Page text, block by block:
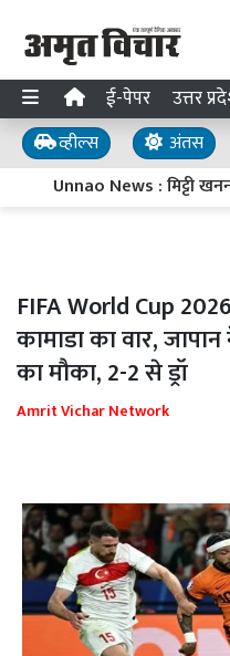
ई-पेपर उत्तर
व्हील्स अंतस
Unnao News : मिट्टी
FIFA World Cup
कामाडा का वार,
का मौका, 2-2 से ड्रॉ
Amrit Vichar Network